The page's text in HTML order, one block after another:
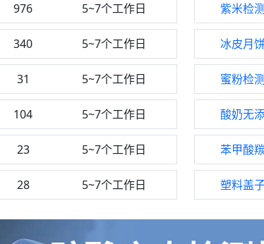
976 5~7个工作日 紫米检测
340 5~7个工作日 冰皮月
31 5~7个工作日 蜜粉检测
104 5~7个工作日 酸奶无
23 5~7个工作日 苯甲酸
28 5~7个工作日 塑料盖